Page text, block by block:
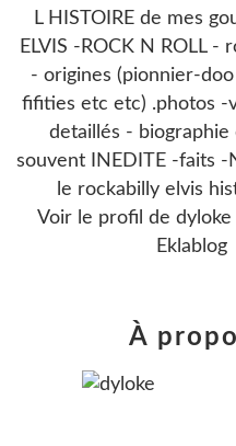
L HISTOIRE de mes
ELVIS -ROCK N ROLL -
- origines (pionnier-
fifities etc etc) .photos -
detaillés - biographie
souvent INEDITE -faits
le rockabilly elvis
Voir le profil de dyloke
Eklablog
À